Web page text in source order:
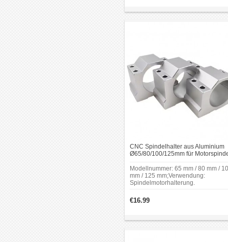
CNC Spindelhalter aus Aluminium
Ø65/80/100/125mm für
Modellnummer: 65 mm / 80 mm /
mm / 125 mm;Verwendung:
Spindelmotorhalterung.
€16.99